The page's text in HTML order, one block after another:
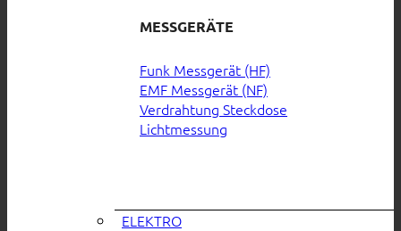
MESSGERÄTE
Funk Messgerät (HF)
EMF Messgerät (NF)
Verdrahtung Steckdose
Lichtmessung
ELEKTRO